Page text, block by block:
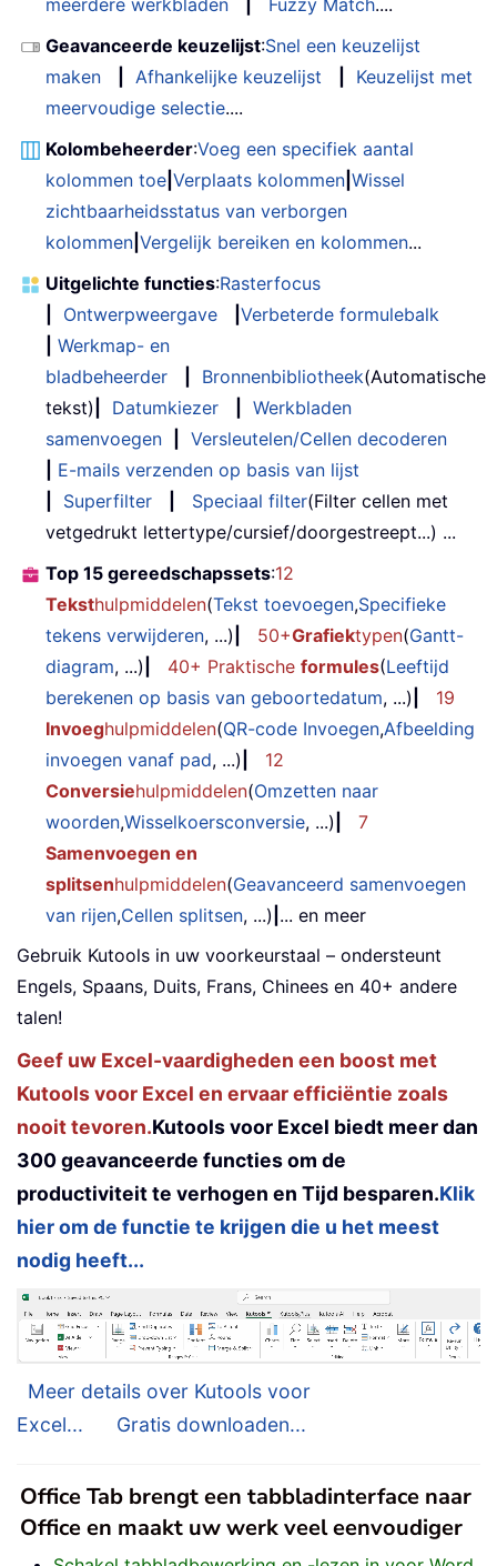
Geavanceerde keuzelijst:Snel een keuzelijst
maken
Afhankelijke keuzelijst
Keuzelijst met
meervoudige selectie....
Kolombeheerder:Voeg een specifiek aantal
kolommen toe Verplaats kolommen Wissel
zichtbaarheidsstatus van verborgen
kolommen Vergelijk bereiken en kolommen...
Uitgelichte functies:Rasterfocus
Ontwerpweergave
Verbeterde formulebalk
Werkmap- en
bladbeheerder
Bronnenbibliotheek(Automatische
tekst)
Datumkiezer
Werkbladen
samenvoegen
Versleutelen/Cellen decoderen
E-mails verzenden op basis van lijst
Superfilter Speciaal filter(Filter cellen met
vetgedrukt lettertype/cursief/doorgestreept...) ...
Top 15 gereedschapssets:12
Teksthulpmiddelen(Tekst toevoegen,Specifieke
tekens verwijderen, ...) 50+Grafiektypen(Gantt-
diagram, ...) 40+ Praktische formules(Leeftijd
berekenen op basis van geboortedatum, ...)
19
Invoeghulpmiddelen(QR-code Invoegen,Afbeelding
invoegen vanaf pad, ...)
12
Conversiehulpmiddelen(Omzetten naar
woorden,Wisselkoersconversie, ...)
7
Samenvoegen en
splitsenhulpmiddelen(Geavanceerd samenvoegen
van rijen,Cellen splitsen, ...) ... en meer
Gebruik Kutools in uw voorkeurstaal – ondersteunt
Engels, Spaans, Duits, Frans, Chinees en 40+ andere
talen!
Geef uw Excel-vaardigheden een boost met
Kutools voor Excel en ervaar efficiëntie zoals
nooit tevoren.Kutools voor Excel biedt meer dan
300 geavanceerde functies om de
productiviteit te verhogen en Tijd besparen.Klik
hier om de functie te krijgen die u het meest
nodig heeft...
Meer details over Kutools voor
Excel...
Gratis downloaden...
Office Tab brengt een tabbladinterface naar
Office en maakt uw werk veel eenvoudiger